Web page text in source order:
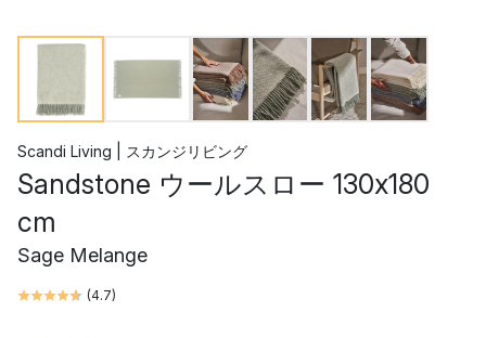
Scandi Living | スカンジリビング
Sandstone ウールスロー 130x180
cm
Sage Melange
(4.7)